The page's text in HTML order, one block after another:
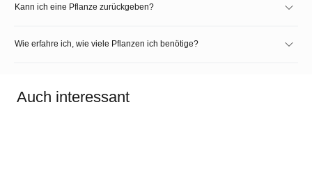
Kann ich eine Pflanze zurückgeben?
Wie erfahre ich, wie viele Pflanzen ich benötige?
Auch interessant